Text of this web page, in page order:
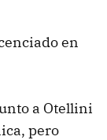
en
a Otellini
pero